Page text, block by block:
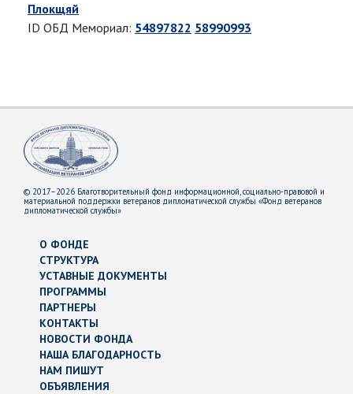
Плокщяй
ID ОБД Мемориал: 54897822 58990993
© 2017–2026 Благотворительный фонд информационной, социально-правовой и
материальной поддержки ветеранов дипломатической службы «Фонд ветеранов
дипломатической службы»
О ФОНДЕ
СТРУКТУРА
УСТАВНЫЕ ДОКУМЕНТЫ
ПРОГРАММЫ
ПАРТНЕРЫ
КОНТАКТЫ
НОВОСТИ ФОНДА
НАША БЛАГОДАРНОСТЬ
НАМ ПИШУТ
ОБЪЯВЛЕНИЯ